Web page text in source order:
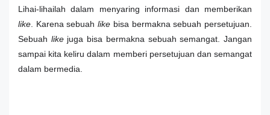
Lihai-lihailah dalam menyaring informasi dan memberikan
like . Karena sebuahlike bisa bermakna sebuah persetujuan.
Sebuah likejuga bisa bermakna sebuah semangat. Jangan
sampai kita keliru dalam memberi persetujuan dan semangat
dalam bermedia.